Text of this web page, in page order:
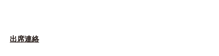
出席連絡